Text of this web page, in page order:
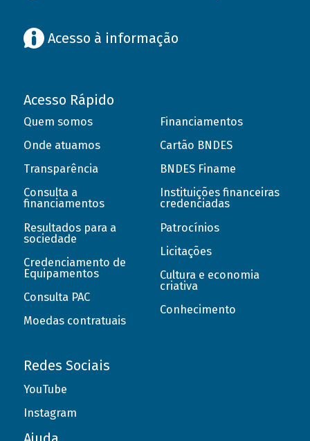
Acesso à informação
Acesso Rápido
Quem somos
Onde atuamos
Transparência
Consulta a
financiamentos
Resultados para a
sociedade
Credenciamento de
Equipamentos
Consulta PAC
Moedas contratuais
Financiamentos
Cartão BNDES
BNDES Finame
Instituições financeiras
credenciadas
Patrocínios
Licitações
Cultura e economia
criativa
Conhecimento
Redes Sociais
YouTube
Instagram